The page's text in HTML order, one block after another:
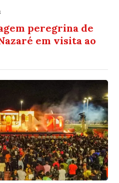
peregrina de
em visita ao